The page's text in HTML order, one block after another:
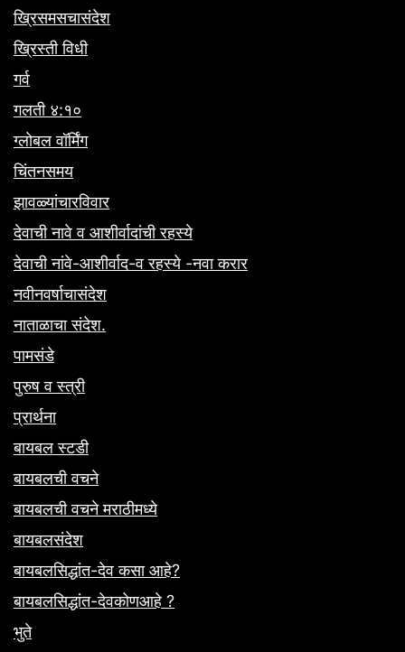
ख्रिसमसचासंदेश
ख्रिस्ती विधी
गर्व
गलती ४:१०
ग्लोबल वॉर्मिंग
चिंतनसमय
झावळ्यांचारविवार
देवाची नावे व आशीर्वादांची रहस्ये
देवाची नांवे-आशीर्वाद-व रहस्ये -नवा करार
नवीनवर्षाचासंदेश
नाताळाचा संदेश.
पामसंडे
पुरुष व स्त्री
प्रार्थना
बायबल स्टडी
बायबलची वचने
बायबलची वचने मराठीमध्ये
बायबलसंदेश
बायबलसिद्धांत-देव कसा आहे?
बायबलसिद्धांत-देवकोणआहे ?
भुते